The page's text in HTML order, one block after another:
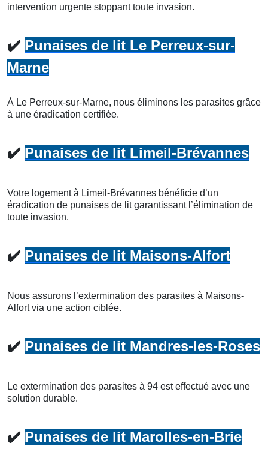
intervention urgente stoppant toute invasion.
✔️ Punaises de lit Le Perreux-sur-
Marne
À Le Perreux-sur-Marne, nous éliminons les parasites grâce
à une éradication certifiée.
✔️ Punaises de lit Limeil-Brévannes
Votre logement à Limeil-Brévannes bénéficie d’un
éradication de punaises de lit garantissant l’élimination de
toute invasion.
✔️ Punaises de lit Maisons-Alfort
Nous assurons l’extermination des parasites à Maisons-
Alfort via une action ciblée.
✔️ Punaises de lit Mandres-les-Roses
Le extermination des parasites à 94 est effectué avec une
solution durable.
✔️ Punaises de lit Marolles-en-Brie